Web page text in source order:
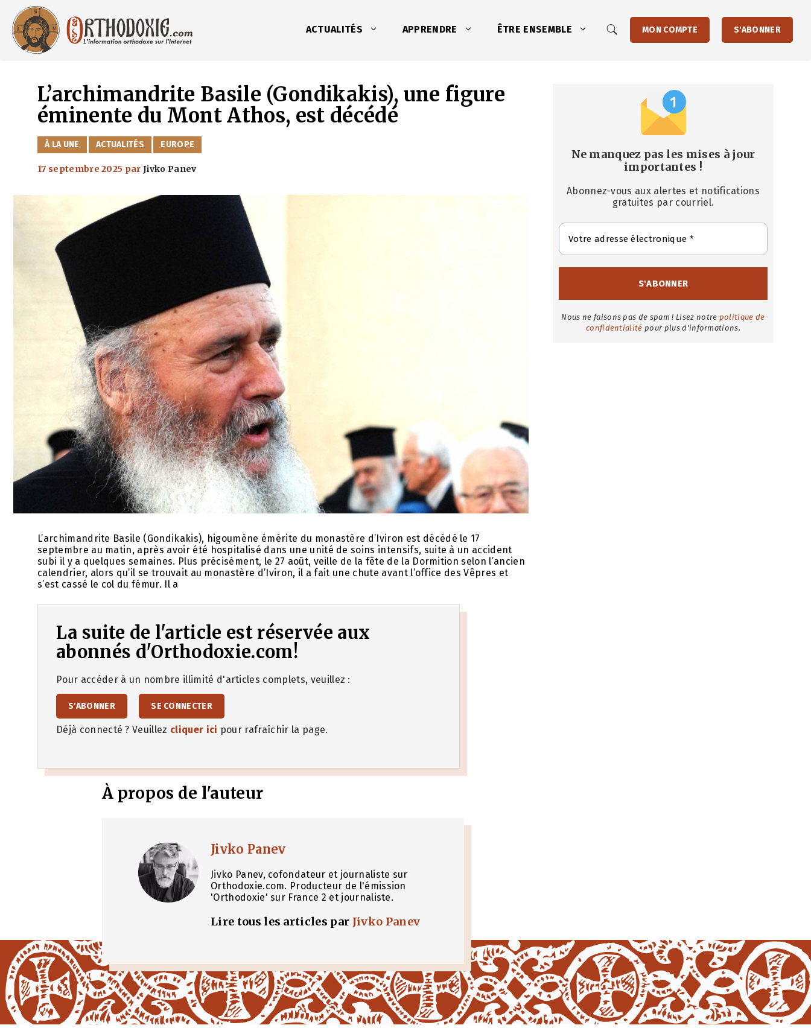
contenu
ACTUALITÉS APPRENDRE ÊTRE ENSEMBLE MON COMPTE S'ABONNER
L’archimandrite Basile (Gondikakis), une figure
éminente du Mont Athos, est décédé
CATÉGORIES
À LA UNE ACTUALITÉS EUROPE
17 septembre 2025 parJivko Panev
L’archimandrite Basile (Gondikakis), higoumène émérite du monastère d’Iviron est décédé le 17
septembre au matin, après avoir été hospitalisé dans une unité de soins intensifs, suite à un accident
subi il y a quelques semaines. Plus précisément, le 27 août, veille de la fête de la Dormition selon l’ancien
calendrier, alors qu’il se trouvait au monastère d’Iviron, il a fait une chute avant l’office des Vêpres et
s’est cassé le col du fémur. Il a
La suite de l'article est réservée aux
abonnés d'Orthodoxie.com!
Pour accéder à un nombre illimité d'articles complets, veuillez :
S'ABONNER SE CONNECTER
Déjà connecté ? Veuillez cliquer ici pour rafraîchir la page.
À propos de l'auteur
Jivko Panev
Jivko Panev, cofondateur et journaliste sur
Orthodoxie.com. Producteur de l'émission
'Orthodoxie' sur France 2 et journaliste.
Lire tous les articles par Jivko Panev
Ne manquez pas les mises à jour
importantes !
Abonnez-vous aux alertes et notifications
gratuites par courriel.
Nous ne faisons pas de spam ! Lisez notre politique de
confidentialité pour plus d'informations.